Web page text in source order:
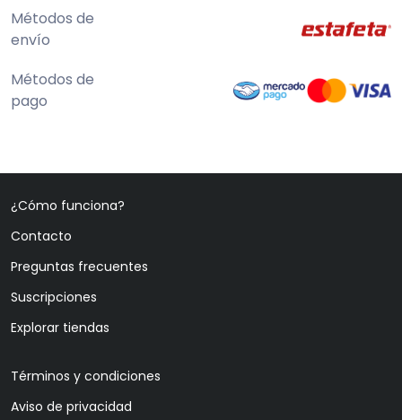
Métodos de
envío
Métodos de
pago
¿Cómo funciona?
Contacto
Preguntas frecuentes
Suscripciones
Explorar tiendas
Términos y condiciones
Aviso de privacidad